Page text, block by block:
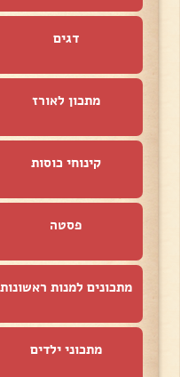
דגים
מתכון לאורז
קינוחי כוסות
פסטה
מתכונים למנות ראשונות
מתכוני ילדים